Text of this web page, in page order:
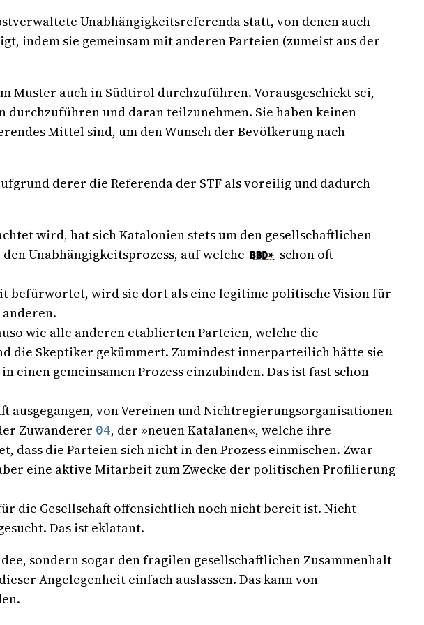
Unabhängigkeitsreferenda statt, von denen auch
indem sie gemeinsam mit anderen Parteien (zumeist aus der
Muster auch in Südtirol durchzuführen. Vorausgeschickt sei,
durchzuführen und daran teilzunehmen. Sie haben keinen
Mittel sind, um den Wunsch der Bevölkerung nach
derer die Referenda der STF als voreilig und dadurch
wird, hat sich Katalonien stets um den gesellschaftlichen
Unabhängigkeitsprozess, auf welche
schon oft
befürwortet, wird sie dort als eine legitime politische Vision für
wie alle anderen etablierten Parteien, welche die
die Skeptiker gekümmert. Zumindest innerparteilich hätte sie
gemeinsamen Prozess einzubinden. Das ist fast schon
von Vereinen und Nichtregierungsorganisationen
Zuwanderer 04, der »neuen Katalanen«, welche ihre
dass die Parteien sich nicht in den Prozess einmischen. Zwar
eine aktive Mitarbeit zum Zwecke der politischen Profilierung
die Gesellschaft offensichtlich noch nicht bereit ist. Nicht
Das ist eklatant.
sondern sogar den fragilen gesellschaftlichen Zusammenhalt
Angelegenheit einfach auslassen. Das kann von